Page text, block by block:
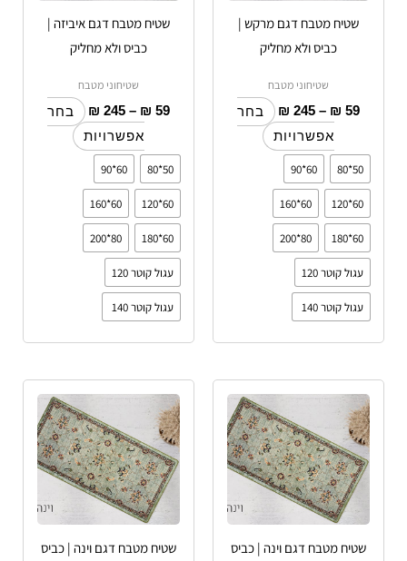
שטיח מטבח דגם מרקש |
כביס ולא מחליק
שטיחוני מטבח
₪ 59
–
₪ 245
בחר
אפשרויות
לבחור
המוצר
50*80
60*90
60*120
60*160
60*180
80*200
עגול קוטר 120
עגול קוטר 140
שטיח מטבח דגם איביזה |
כביס ולא מחליק
שטיחוני מטבח
₪ 59
–
₪ 245
בחר
אפשרויות
לבחור
המוצר
50*80
60*90
60*120
60*160
60*180
80*200
עגול קוטר 120
עגול קוטר 140
שטיח מטבח דגם וינה | כביס
מחירים:
⁦₪ 59⁩
עד
⁦₪ 245⁩
למוצר
זה
יש
מספר
סוגים.
ניתן
לבחור
שטיח מטבח דגם וינה | כביס
מחירים:
⁦₪ 59⁩
עד
⁦₪ 245⁩
למוצר
זה
יש
מספר
סוגים.
ניתן
לבחור